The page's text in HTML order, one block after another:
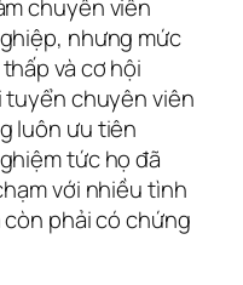
chuyên viên
nhưng mức
và cơ hội
tuyển chuyên viên
luôn ưu tiên
tức họ đã
với nhiều tình
phải có chứng